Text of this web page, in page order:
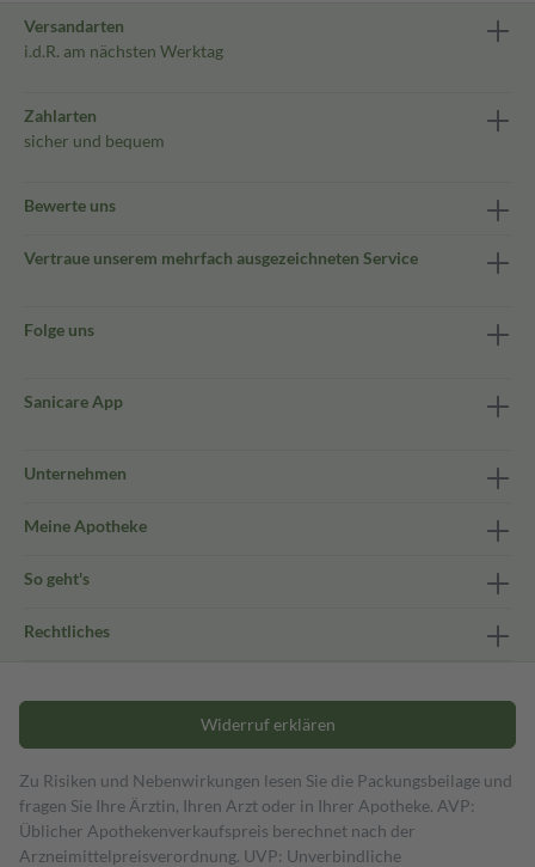
Versandarten
i.d.R. am nächsten Werktag
Zahlarten
sicher und bequem
Bewerte uns
Vertraue unserem mehrfach ausgezeichneten Service
Folge uns
Sanicare App
Unternehmen
Meine Apotheke
So geht's
Rechtliches
Widerruf erklären
Zu Risiken und Nebenwirkungen lesen Sie die Packungsbeilage und
fragen Sie Ihre Ärztin, Ihren Arzt oder in Ihrer Apotheke. AVP:
Üblicher Apothekenverkaufspreis berechnet nach der
Arzneimittelpreisverordnung. UVP: Unverbindliche